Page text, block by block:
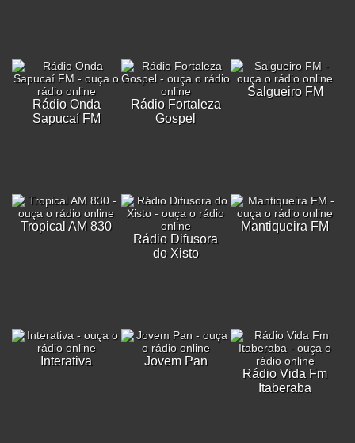
Rádio Onda
Sapucaí FM
Rádio Fortaleza
Gospel
Salgueiro FM
Tropical AM 830
Rádio Difusora
do Xisto
Mantiqueira FM
Interativa
Jovem Pan
Rádio Vida Fm
Itaberaba